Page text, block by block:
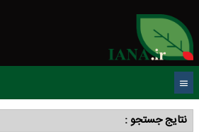
نتایج جستجو :